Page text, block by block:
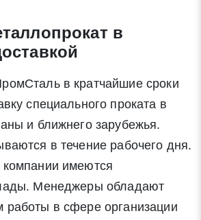
Поиск
в
в кратчайшие сроки
специального проката в
и ближнего зарубежья.
в течение рабочего дня.
имеются
Менеджеры обладают
в сфере организации
для заполнения
заявку